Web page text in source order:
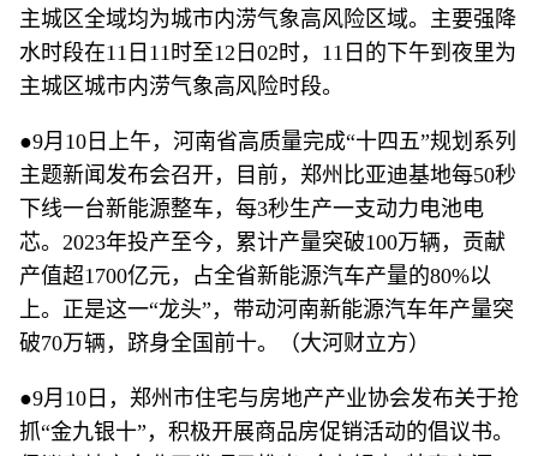
主城区全域均为城市内涝气象高风险区域。主要强降
水时段在11日11时至12日02时，11日的下午到夜里为
主城区城市内涝气象高风险时段。
●9月10日上午，河南省高质量完成“十四五”规划系列
主题新闻发布会召开，目前，郑州比亚迪基地每50秒
下线一台新能源整车，每3秒生产一支动力电池电
芯。2023年投产至今，累计产量突破100万辆，贡献
产值超1700亿元，占全省新能源汽车产量的80%以
上。正是这一“龙头”，带动河南新能源汽车年产量突
破70万辆，跻身全国前十。（大河财立方）
●9月10日，郑州市住宅与房地产产业协会发布关于抢
抓“金九银十”，积极开展商品房促销活动的倡议书。